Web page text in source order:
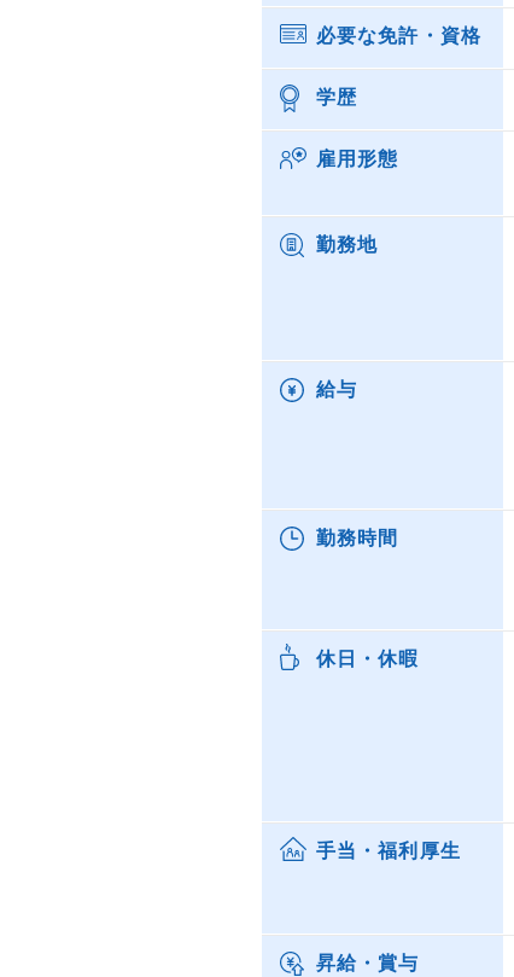
必要な免許・資格
学歴
雇用形態
勤務地
給与
勤務時間
休日・休暇
手当・福利厚生
昇給・賞与